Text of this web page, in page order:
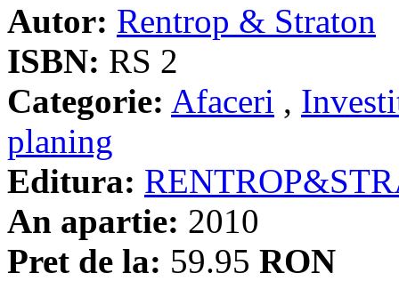
Autor: Rentrop & Straton
ISBN: RS 2
Categorie: Afaceri ,
planing
Editura:
An apartie: 2010
Pret de la: 59.95 RON